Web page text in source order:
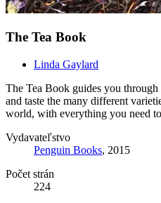
The Tea Book
Linda Gaylard
The Tea Book guides you through
and taste the many different
world, with everything you need
Vydavateľstvo
Penguin Books, 2015
Počet strán
224